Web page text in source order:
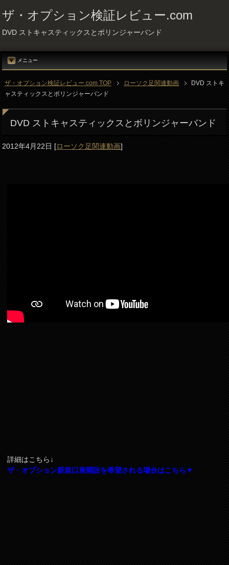
ザ・オプション検証レビュー.com
DVD ストキャスティックスとボリンジャーバンド
メニュー
ザ・オプション検証レビュー.com TOP ローソク足関連動画
DVD ストキ
ャスティックスとボリンジャーバンド
DVD ストキャスティックスとボリンジャーバンド
2012年4月22日[ローソク足関連動画]
詳細はこちら↓
ザ・オプション新規口座開設を希望される場合はこちら▼